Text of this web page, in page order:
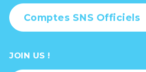
Comptes SNS Officiels
JOIN US !